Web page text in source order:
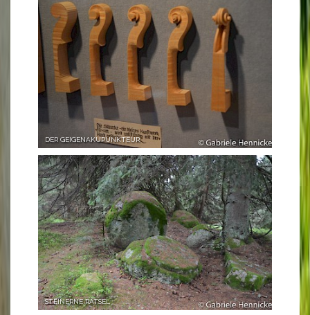
DER GEIGENAKUPUNKTEUR
STEINERNE RÄTSEL